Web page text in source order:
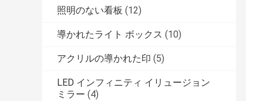
照明のない看板 (12)
導かれたライト ボックス (10)
アクリルの導かれた印 (5)
LED インフィニティ イリュージョン
ミラー (4)